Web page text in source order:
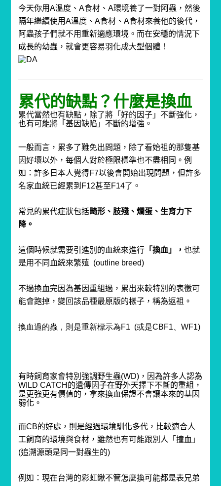
今天你用A溫度、A食材、A環境養了一對阿蟲，然後
隔年繼續使用A溫度、A食材、A食材來養他的後代，
阿蟲孩子們就不用重新適應環境。 而在安穩的情況下
成長的幼蟲，就會更容易羽化成大型個體！
累代的缺點？什麼是換血
累代當然也有缺點，除了將「好的因子」不斷強化，
也有可能將「基因缺陷」不斷的增強。
一般而言，累多了難免出問題， 除了看始祖的那隻基
因好壞以外，每個人對於極限標準也不盡相同。例
如：許多日本人覺得F7以後會開始出現問題，但許多
名家血統已經累到F12甚至F14了。
常見的累代症狀包括畸形、肢殘、爛蛋、生育力下
降。
這個時候就需要引進別的血統來進行 「換血」，也就
是用不同血統來繁殖 (outline breed)
不過換血完因為基因重組過，累出來較特別的表徵可
能會跑掉，變回該品種最原版的樣子，稱為返祖。
換血過的蟲，則是重新標示為F1 (或是CBF1、WF1)
有時飼育家會特別強調野生蟲(WD)， 因為許多人認為
WILD CATCH的遺傳因子在野外天擇下不斷的重組，
是更強更有價值的，拿來換血保證不會讓本來的基因
弱化。
而CB的好處，則是經過環境馴化多代，比較適合人
工飼育的環境與食材，雖然也有可能跟別人「撞血」
(追溯源頭是同一對蟲生的)
例如：現在台灣的彩虹鍬不管怎麼換可能都是表兄弟